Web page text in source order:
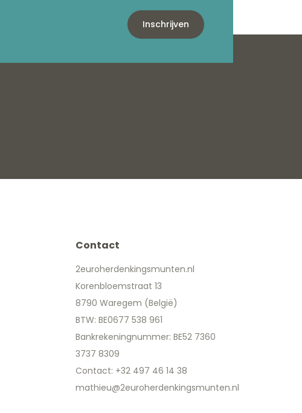
Inschrijven
Contact
2euroherdenkingsmunten.nl
Korenbloemstraat 13
8790 Waregem (België)
BTW: BE0677 538 961
Bankrekeningnummer: BE52 7360
3737 8309
Contact: +32 497 46 14 38
mathieu@2euroherdenkingsmunten.nl